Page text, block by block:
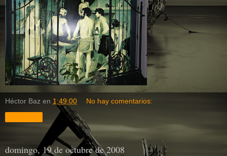
Héctor Baz en 1:49:00 No hay comentarios:
domingo, 19 de octubre de 2008